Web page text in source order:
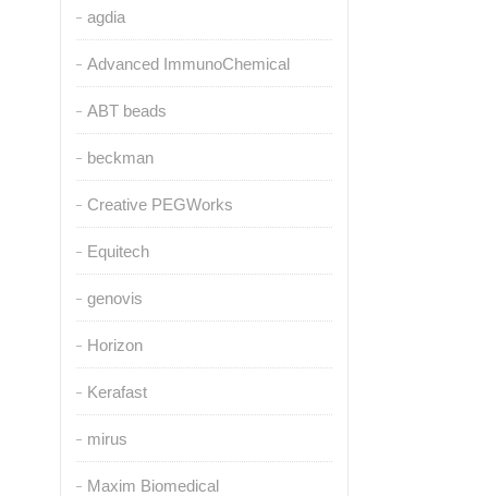
agdia
Advanced ImmunoChemical
ABT beads
beckman
Creative PEGWorks
Equitech
genovis
Horizon
Kerafast
mirus
Maxim Biomedical